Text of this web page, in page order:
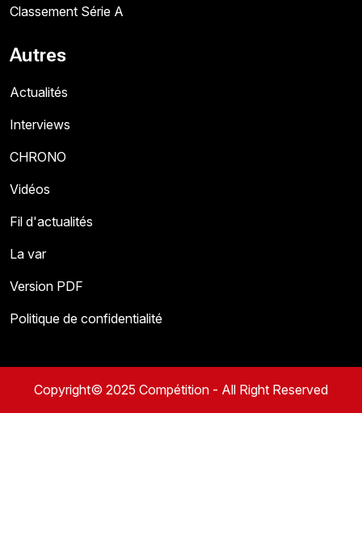
Classement Série A
Autres
Actualités
Interviews
CHRONO
Vidéos
Fil d'actualités
La var
Version PDF
Politique de confidentialité
Copyright© 2025 Compétition - All Right Reserved